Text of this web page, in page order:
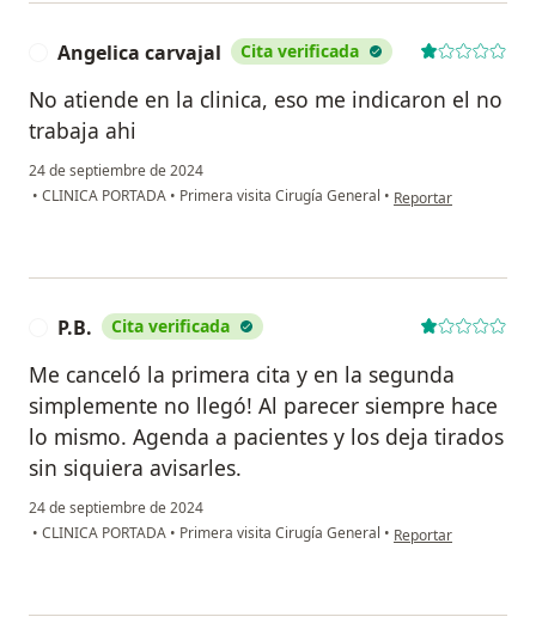
Angelica carvajal Cita verificada
No atiende en la clinica, eso me indicaron el no
trabaja ahi
24 de septiembre de 2024
• CLINICA PORTADA • Primera visita Cirugía General • en opinión del
Reportar
P.B. Cita verificada
Me canceló la primera cita y en la segunda
simplemente no llegó! Al parecer siempre hace
lo mismo. Agenda a pacientes y los deja tirados
sin siquiera avisarles.
24 de septiembre de 2024
• CLINICA PORTADA • Primera visita Cirugía General • en opinión del
Reportar